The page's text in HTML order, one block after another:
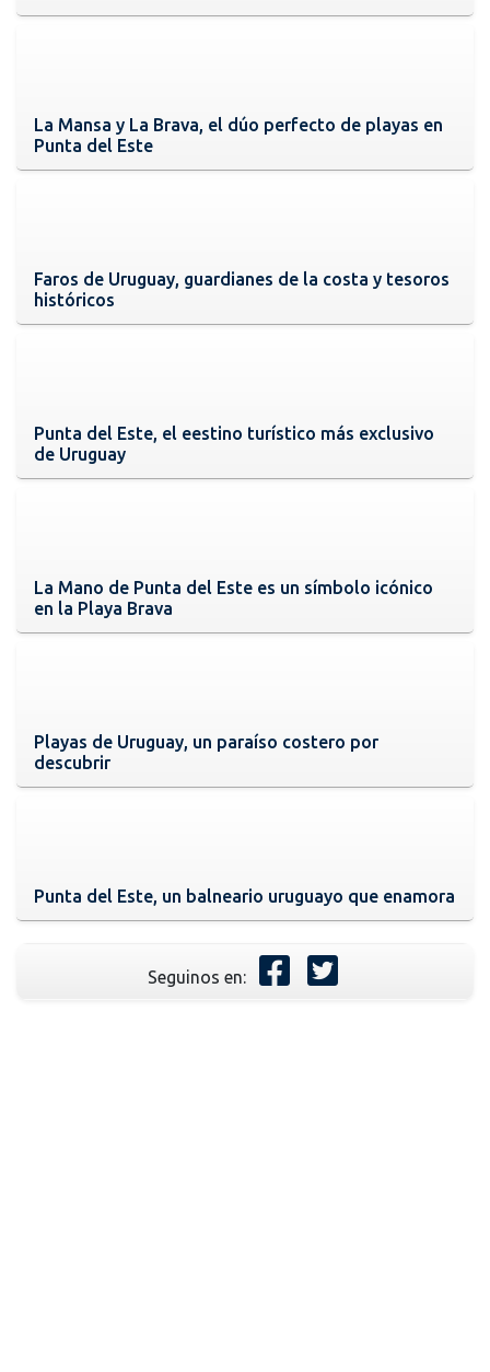
La Mansa y La Brava, el dúo perfecto de playas en
Punta del Este
Faros de Uruguay, guardianes de la costa y tesoros
históricos
Punta del Este, el eestino turístico más exclusivo
de Uruguay
La Mano de Punta del Este es un símbolo icónico
en la Playa Brava
Playas de Uruguay, un paraíso costero por
descubrir
Punta del Este, un balneario uruguayo que enamora
Seguinos en: